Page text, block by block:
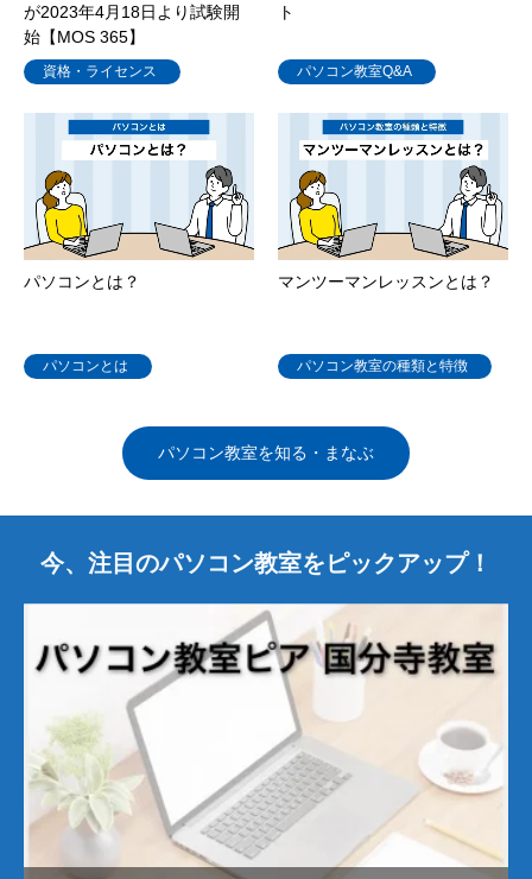
が2023年4月18日より試験開
始【MOS 365】
資格・ライセンス
ト
パソコン教室Q&A
パソコンとは？
パソコンとは
マンツーマンレッスンとは？
パソコン教室の種類と特徴
パソコン教室を知る・まなぶ
今、注目のパソコン教室をピックアップ！